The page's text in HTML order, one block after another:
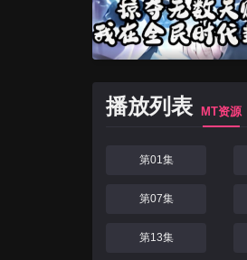
播放列表 MT资源
第01集
第07集
第13集